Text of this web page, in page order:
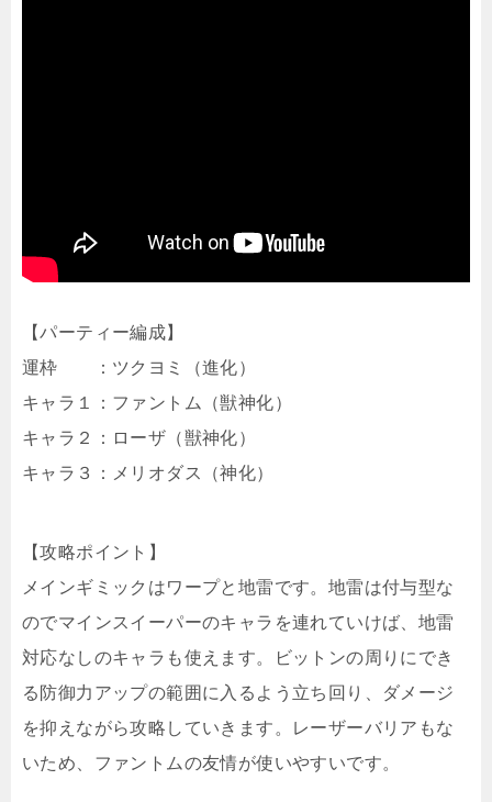
【パーティー編成】
運枠 ：ツクヨミ（進化）
キャラ１：ファントム（獣神化）
キャラ２：ローザ（獣神化）
キャラ３：メリオダス（神化）
【攻略ポイント】
メインギミックはワープと地雷です。地雷は付与型な
のでマインスイーパーのキャラを連れていけば、地雷
対応なしのキャラも使えます。ビットンの周りにでき
る防御力アップの範囲に入るよう立ち回り、ダメージ
を抑えながら攻略していきます。レーザーバリアもな
いため、ファントムの友情が使いやすいです。